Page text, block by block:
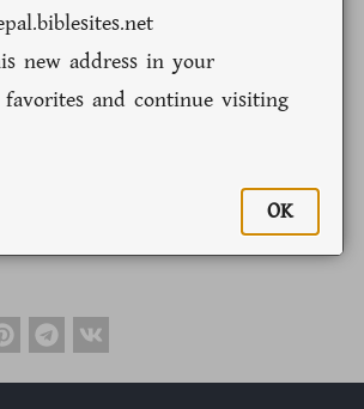
new address in your
favorites and continue visiting
OK